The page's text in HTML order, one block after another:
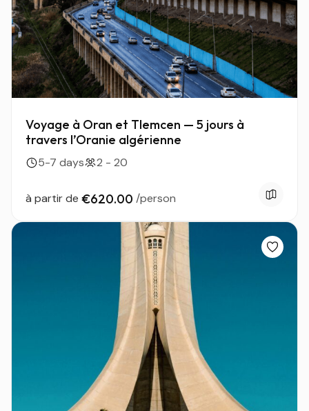
Voyage à Oran et Tlemcen — 5 jours à
travers l’Oranie algérienne
5-7 days 2 - 20
à partir de €620.00 /person